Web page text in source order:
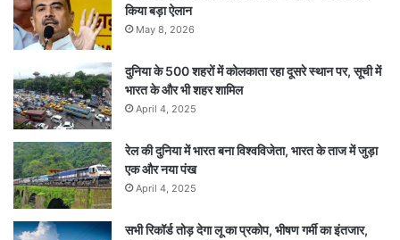
किया बड़ा ऐलान
May 8, 2026
दुनिया के 500 शहरों में कोलकाता रहा दूसरे स्थान पर, सूची में
भारत के और भी शहर शामिल
April 4, 2025
रेल की दुनिया में भारत बना विश्वविजेता, भारत के ताज में जुड़ा
एक और नया पंख
April 4, 2025
सभी रिकॉर्ड तोड़ देगा लू का प्रकोप, भीषण गर्मी का इंतजार,